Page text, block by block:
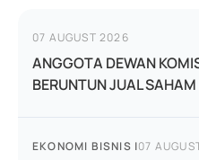
07 AUGUST 2026
ANGGOTA DEWAN
BERUNTUN JUAL
EKONOMI BISNIS |07